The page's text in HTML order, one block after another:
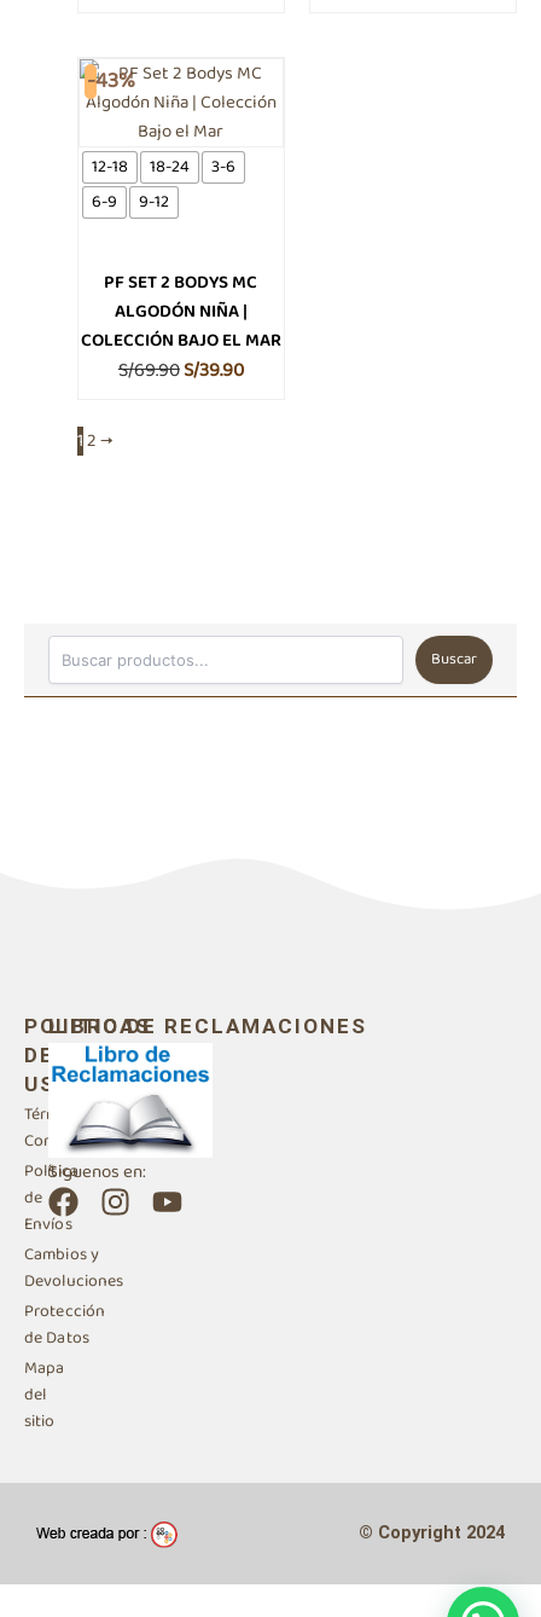
Buscar
-43%
12-18 18-24
3-6
6-9
9-12
PF SET 2 BODYS MC
ALGODÓN NIÑA |
COLECCIÓN BAJO EL MAR
S/69.90
El
precio
original
era:
S/39.90
El
precio
Este
producto
múltiples
variantes.
se
pueden
elegir
en
12→
POLITICAS
DE
USO
Términos y
Condiciones
Política
de
Envíos
Cambios y
Devoluciones
Protección
de Datos
Mapa
del
sitio
LIBRO DE RECLAMACIONES
Siguenos en:
F
a
c
e
b
o
o
I
n
t
Y
© Copyright 2024